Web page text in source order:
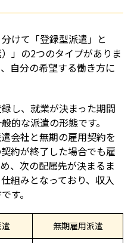
けて「登録型派遣」と
」の2つのタイプがありま
自分の希望する働き方に
し、就業が決まった期間
的な派遣の形態です。
会社と無期の雇用契約を
約が終了した場合でも雇
、次の配属先が決まるま
組みとなっており、収入
す。
無期雇用派遣